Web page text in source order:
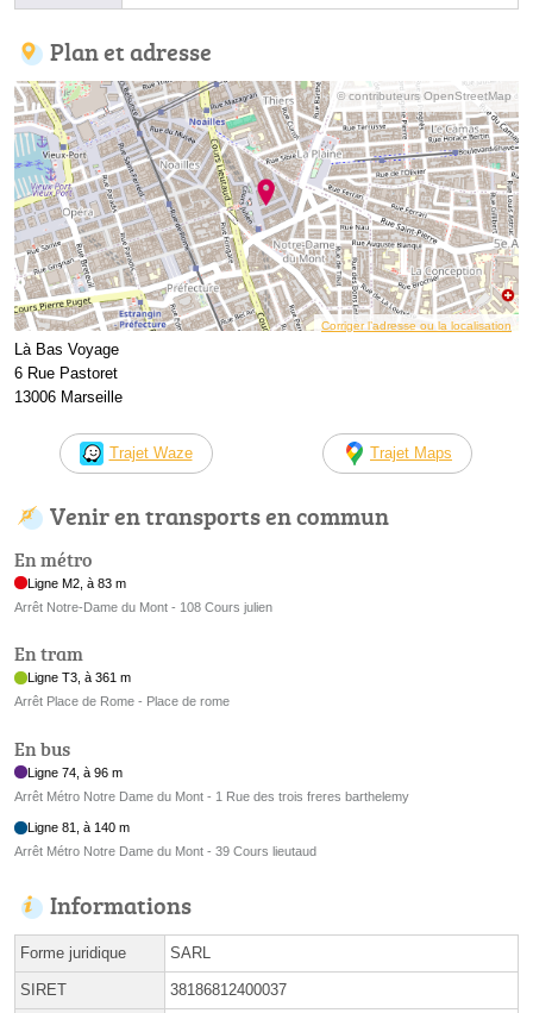
Plan et adresse
© contributeurs OpenStreetMap
Corriger l’adresse ou la localisation
Là Bas Voyage
6 Rue Pastoret
13006 Marseille
Trajet Waze Trajet Maps
Venir en transports en commun
En métro
Ligne M2, à 83 m
Arrêt Notre-Dame du Mont - 108 Cours julien
En tram
Ligne T3, à 361 m
Arrêt Place de Rome - Place de rome
En bus
Ligne 74, à 96 m
Arrêt Métro Notre Dame du Mont - 1 Rue des trois freres barthelemy
Ligne 81, à 140 m
Arrêt Métro Notre Dame du Mont - 39 Cours lieutaud
Informations
Forme juridique SARL
SIRET 38186812400037